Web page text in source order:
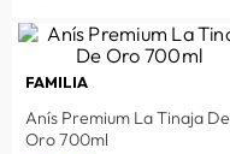
FAMILIA
Anís Premium La Tinaja De
Oro 700ml